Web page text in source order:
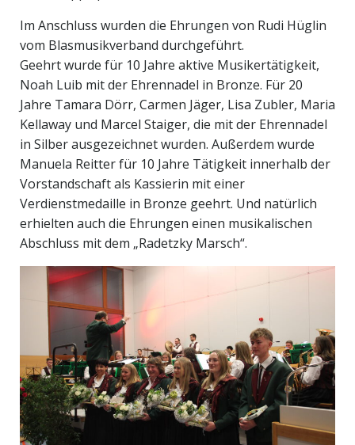
Im Anschluss wurden die Ehrungen von Rudi Hüglin
vom Blasmusikverband durchgeführt.
Geehrt wurde für 10 Jahre aktive Musikertätigkeit,
Noah Luib mit der Ehrennadel in Bronze. Für 20
Jahre Tamara Dörr, Carmen Jäger, Lisa Zubler, Maria
Kellaway und Marcel Staiger, die mit der Ehrennadel
in Silber ausgezeichnet wurden. Außerdem wurde
Manuela Reitter für 10 Jahre Tätigkeit innerhalb der
Vorstandschaft als Kassierin mit einer
Verdienstmedaille in Bronze geehrt. Und natürlich
erhielten auch die Ehrungen einen musikalischen
Abschluss mit dem „Radetzky Marsch“.